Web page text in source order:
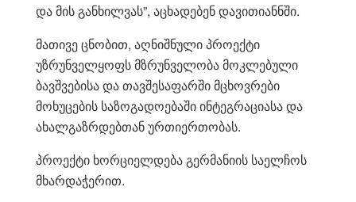
და მის განხილვას”, აცხადებენ დავითიანნში.
მათივე ცნობით, აღნიშნული პროექტი
უზრუნველყოფს მზრუნველობა მოკლებული
ბავშვებისა და თავშესაფარში მცხოვრები
მოხუცების საზოგადოებაში ინტეგრაციასა და
ახალგაზრდებთან ურთიერთობას.
პროექტი ხორციელდება გერმანიის საელჩოს
მხარდაჭერით.